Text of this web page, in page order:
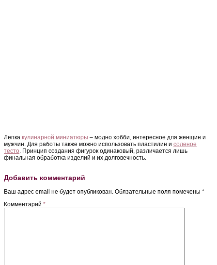
Лепка кулинарной миниатюры – модно хобби, интересное для женщин и
мужчин. Для работы также можно использовать пластилин и соленое
тесто. Принцип создания фигурок одинаковый, различается лишь
финальная обработка изделий и их долговечность.
Добавить комментарий
Ваш адрес email не будет опубликован. Обязательные поля помечены *
Комментарий *